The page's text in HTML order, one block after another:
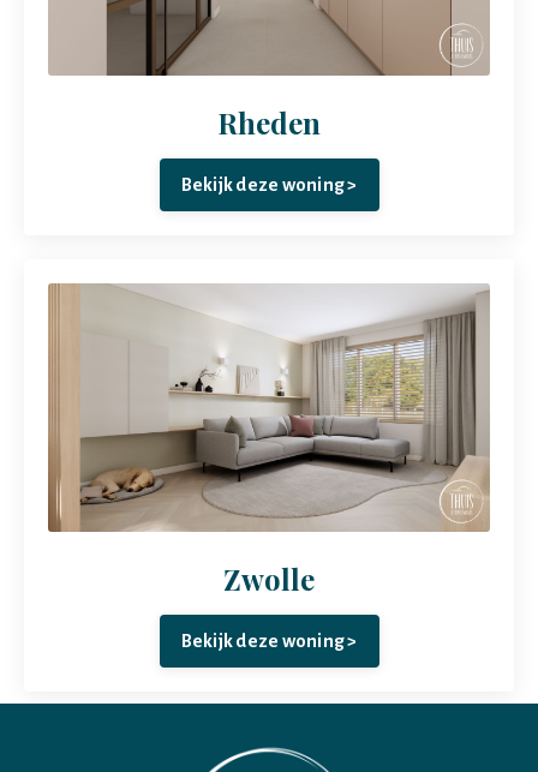
Rheden
Bekijk deze woning >
Zwolle
Bekijk deze woning >